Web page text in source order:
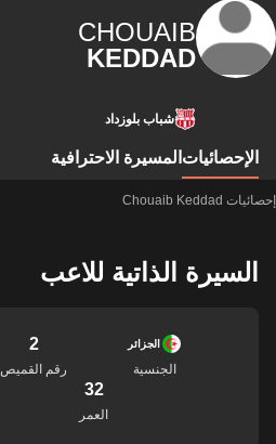
CHOUAIB
KEDDAD
شباب بلوزداد
الإحصائيات المسيرة الاحترافية
إحصائيات Chouaib Keddad
السيرة الذاتية للاعب
الجزائر
الجنسية
2
رقم القميص
32
العمر